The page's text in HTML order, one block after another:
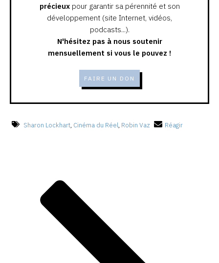
précieuxpour garantir sa pérennité et son
développement (site Internet, vidéos,
podcasts...).
N'hésitez pas à nous soutenir
mensuellement si vous le pouvez !
FAIRE UN DON
Sharon Lockhart, Cinéma du Réel, Robin Vaz Réagir